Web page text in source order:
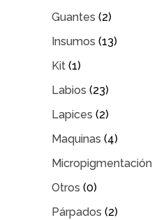
Guantes (2)
Insumos (13)
Kit (1)
Labios (23)
Lapices (2)
Maquinas (4)
Micropigmentación
Otros (0)
Párpados (2)